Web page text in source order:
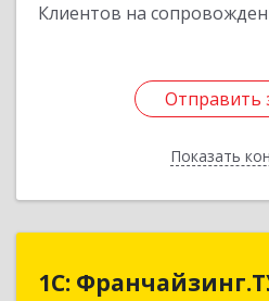
Клиентов на
Отправить
Показать
Отправить
Назад
1С:
1С: